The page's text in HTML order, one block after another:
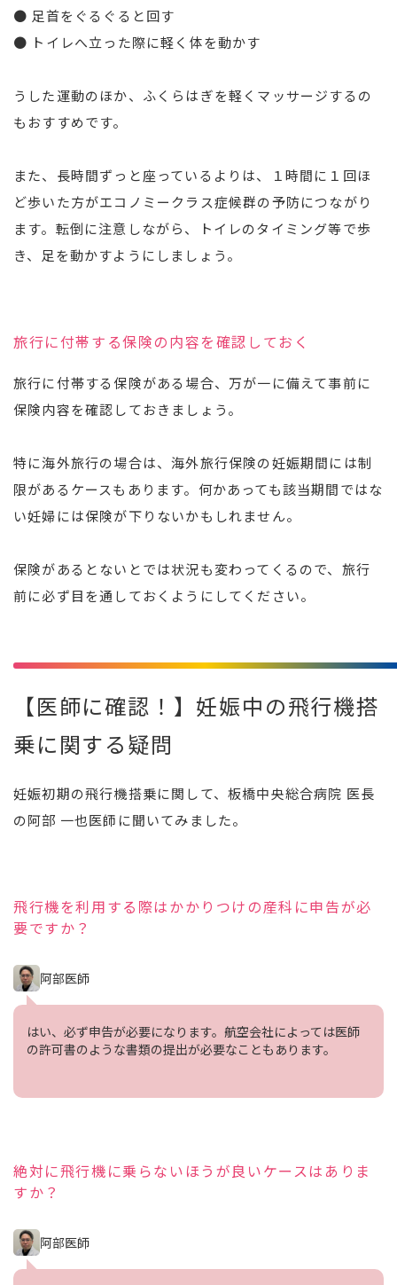
● 足首をぐるぐると回す
● トイレへ立った際に軽く体を動かす
うした運動のほか、ふくらはぎを軽くマッサージするの
もおすすめです。
また、長時間ずっと座っているよりは、１時間に１回ほ
ど歩いた方がエコノミークラス症候群の予防につながり
ます。転倒に注意しながら、トイレのタイミング等で歩
き、足を動かすようにしましょう。
旅行に付帯する保険の内容を確認しておく
旅行に付帯する保険がある場合、万が一に備えて事前に
保険内容を確認しておきましょう。
特に海外旅行の場合は、海外旅行保険の妊娠期間には制
限があるケースもあります。何かあっても該当期間ではな
い妊婦には保険が下りないかもしれません。
保険があるとないとでは状況も変わってくるので、旅行
前に必ず目を通しておくようにしてください。
【医師に確認！】妊娠中の飛行機搭
乗に関する疑問
妊娠初期の飛行機搭乗に関して、板橋中央総合病院 医長
の阿部 一也医師に聞いてみました。
飛行機を利用する際はかかりつけの産科に申告が必
要ですか？
阿部医師
はい、必ず申告が必要になります。航空会社によっては医師
の許可書のような書類の提出が必要なこともあります。
絶対に飛行機に乗らないほうが良いケースはありま
すか？
阿部医師